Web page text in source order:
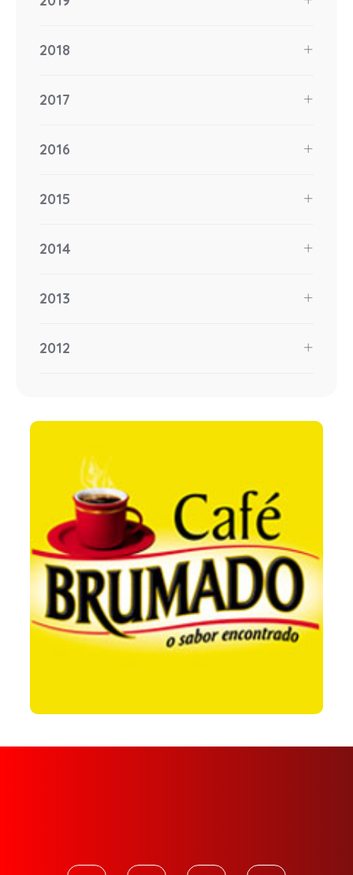
2018
2017
2016
2015
2014
2013
2012